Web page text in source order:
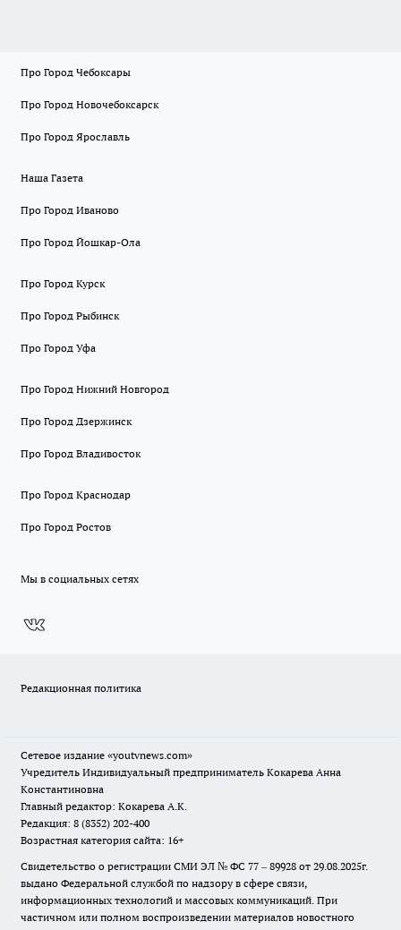
Про Город Чебоксары
Про Город Новочебоксарск
Про Город Ярославль
Наша Газета
Про Город Иваново
Про Город Йошкар-Ола
Про Город Курск
Про Город Рыбинск
Про Город Уфа
Про Город Нижний Новгород
Про Город Дзержинск
Про Город Владивосток
Про Город Краснодар
Про Город Ростов
Мы в социальных сетях
Редакционная политика
Сетевое издание «youtvnews.com»
Учредитель Индивидуальный предприниматель Кокарева Анна
Константиновна
Главный редактор: Кокарева А.К.
Редакция: 8 (8352) 202-400
Возрастная категория сайта: 16+
Свидетельство о регистрации СМИ ЭЛ № ФС 77 – 89928 от 29.08.2025г.
выдано Федеральной службой по надзору в сфере связи,
информационных технологий и массовых коммуникаций. При
частичном или полном воспроизведении материалов новостного